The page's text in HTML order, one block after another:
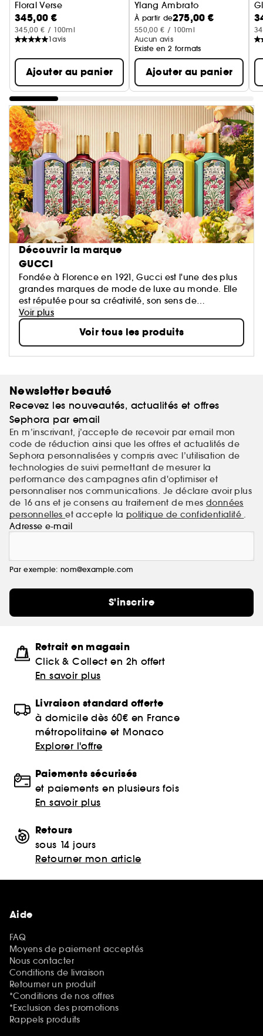
Floral Verse
Eau de Parfum
345,00 €
345,00 € / 100ml
1avis
Ajouter au panier
Ylang Ambrato
Eau de Parfum
À partir de275,00 €
550,00 € / 100ml
Aucun avis
Existe en 2 formats
Ajouter au panier
Découvrir la marque
GUCCI
Fondée à Florence en 1921, Gucci est l'une des plus
grandes marques de mode de luxe au monde. Elle
est réputée pour sa créativité, son sens de
l’innovation et son savoir-faire artisanal italien. Gucci
est membre du groupe Kering, leader mondial dans
le domaine du prêt-à-porter et des accessoires, qui
possède un large portefolio de grandes marques du
luxe, du sport et art de vivre.
Voir plus
Voir tous les produits
Newsletter beauté
Recevez les nouveautés, actualités et offres
Sephora par email
En m’inscrivant, j’accepte de recevoir par email mon
code de réduction ainsi que les offres et actualités de
Sephora personnalisées y compris avec l’utilisation de
technologies de suivi permettant de mesurer la
performance des campagnes afin d'optimiser et
personnaliser nos communications. Je déclare avoir plus
de 16 ans et je consens au traitement de mes données
personnelleset accepte la politique de confidentialité .
Adresse e-mail
Par exemple: nom@example.com
S'inscrire
Retrait en magasin
Click & Collect en 2h offert
En savoir plus
Livraison standard offerte
à domicile dès 60€ en France
métropolitaine et Monaco
Explorer l'offre
Paiements sécurisés
et paiements en plusieurs fois
En savoir plus
Retours
sous 14 jours
Retourner mon article
Aide
FAQ
Moyens de paiement acceptés
Nous contacter
Conditions de livraison
Retourner un produit
*Conditions de nos offres
*Exclusion des promotions
Rappels produits